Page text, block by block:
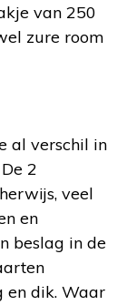
van 250
zure room
al verschil in
2
veel
en
beslag in de
en dik. Waar